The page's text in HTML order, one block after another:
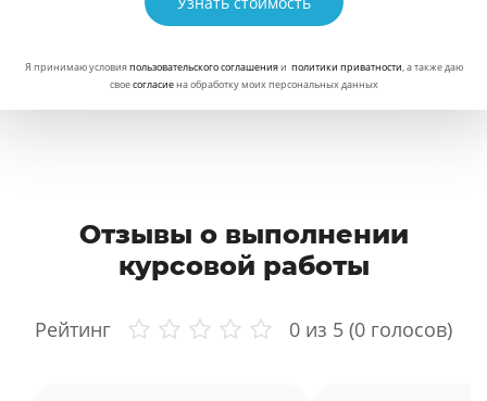
Я принимаю условияпользовательского соглашенияи политики приватности, а также даю
своесогласиена обработку моих персональных данных
Отзывы о выполнении
курсовой работы
Рейтинг 0 из 5 (0 голосов)